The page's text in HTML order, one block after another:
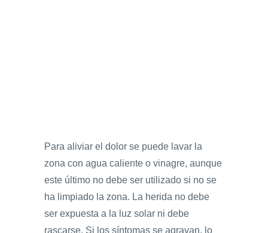
Para aliviar el dolor se puede lavar la
zona con agua caliente o vinagre, aunque
este último no debe ser utilizado si no se
ha limpiado la zona. La herida no debe
ser expuesta a la luz solar ni debe
rascarse. Si los síntomas se agravan, lo